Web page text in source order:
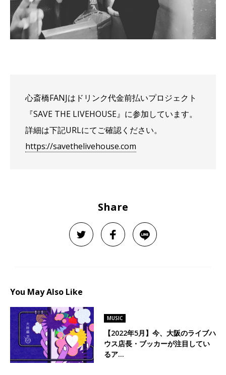
心斎橋FANJは ドリンク代金前払いプロジェクト
『SAVE THE LIVEHOUSE』に参加しています。
詳細は下記URLにてご確認ください。
https://savethelivehouse.com
Share
You May Also Like
MUSIC
【2022年5月】今、大阪のライブハ
ウス店長・ブッカーが注目してい
るア…